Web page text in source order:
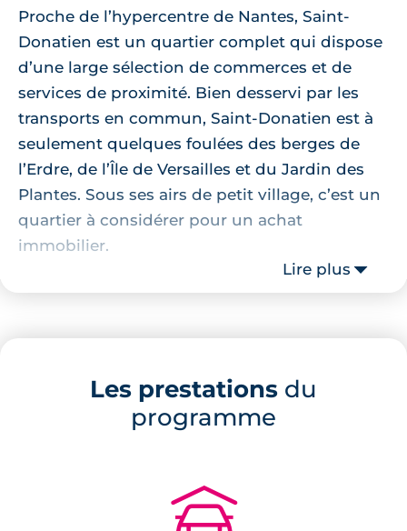
Proche de l’hypercentre de Nantes, Saint-
Donatien est un quartier complet qui dispose
d’une large sélection de commerces et de
services de proximité. Bien desservi par les
transports en commun, Saint-Donatien est à
seulement quelques foulées des berges de
l’Erdre, de l’Île de Versailles et du Jardin des
Plantes. Sous ses airs de petit village, c’est un
quartier à considérer pour un achat
immobilier.
Localisation de la résidence
À 300 mètres du Pont de la Tortière, ce
environnement des plus agréables à vivre,
entre nature et commodités de proximité. Les
berges de l’Erdre sont à seulement 2 minutes
ressourcer et se détendre après sa journée de
travail. Les parents peuvent être tranquilles,
Lire plus
Les prestations du
programme
🚗